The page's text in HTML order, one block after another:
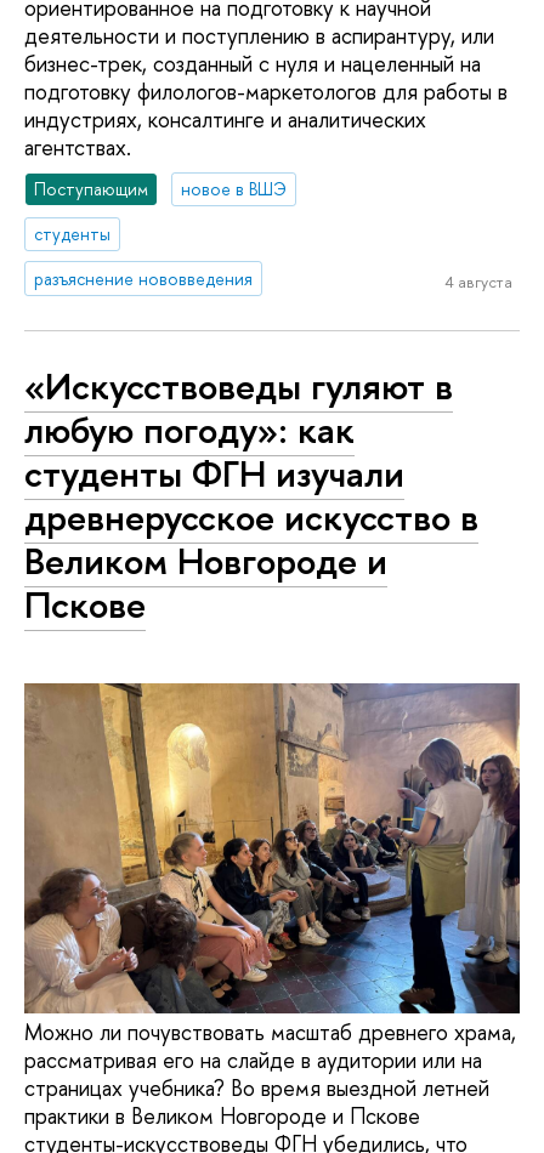
ориентированное на подготовку к научной
деятельности и поступлению в аспирантуру, или
бизнес-трек, созданный с нуля и нацеленный на
подготовку филологов-маркетологов для работы в
индустриях, консалтинге и аналитических
агентствах.
Поступающим
новое в ВШЭ
студенты
разъяснение нововведения
4 августа
«Искусствоведы гуляют в
любую погоду»: как
студенты ФГН изучали
древнерусское искусство в
Великом Новгороде и
Пскове
Можно ли почувствовать масштаб древнего храма,
рассматривая его на слайде в аудитории или на
страницах учебника? Во время выездной летней
практики в Великом Новгороде и Пскове
студенты-искусствоведы ФГН убедились, что